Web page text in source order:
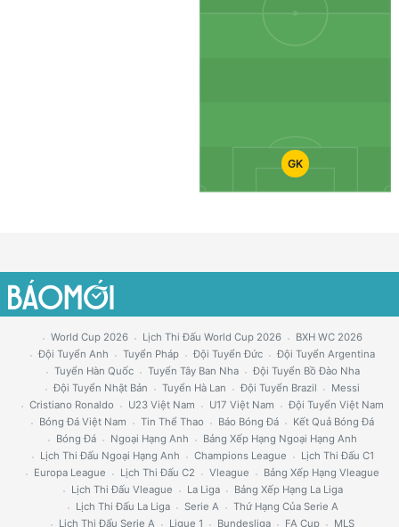
GK
World Cup 2026 Lịch Thi Đấu World Cup 2026
BXH WC 2026
Đội Tuyển Anh
Tuyển Pháp Đội Tuyển Đức
Đội Tuyển Argentina
Tuyển Hàn Quốc
Tuyển Tây Ban Nha
Đội Tuyển Bồ Đào Nha
Đội Tuyển Nhật Bản
Tuyển Hà Lan Đội Tuyển Brazil
Messi
Cristiano Ronaldo
U23 Việt Nam U17 Việt Nam
Đội Tuyển Việt Nam
Bóng Đá Việt Nam
Tin Thể Thao Báo Bóng Đá
Kết Quả Bóng Đá
Bóng Đá
Ngoại Hạng Anh
Bảng Xếp Hạng Ngoại Hạng Anh
Lịch Thi Đấu Ngoại Hạng Anh
Champions League
Lịch Thi Đấu C1
Europa League
Lịch Thi Đấu C2 Vleague
Bảng Xếp Hạng Vleague
Lịch Thi Đấu Vleague
La Liga
Bảng Xếp Hạng La Liga
Lịch Thi Đấu La Liga
Serie A
Thứ Hạng Của Serie A
Lịch Thi Đấu Serie A
Ligue 1 Bundesliga FA Cup MLS